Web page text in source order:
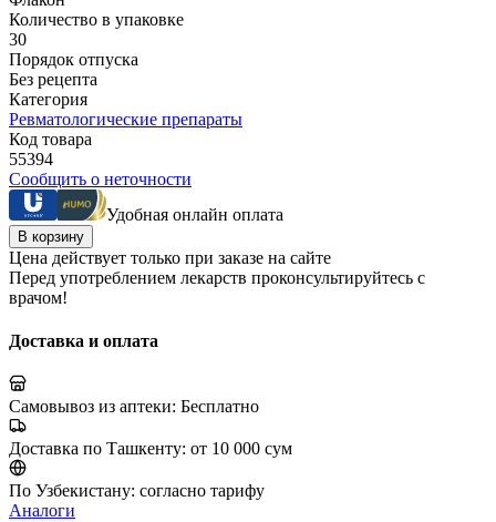
Количество в упаковке
30
Порядок отпуска
Без рецепта
Категория
Ревматологические препараты
Код товара
55394
Сообщить о неточности
Удобная онлайн оплата
В корзину
Цена действует только при заказе на сайте
Перед употреблением лекарств проконсультируйтесь с
врачом!
Доставка и оплата
Самовывоз из аптеки: Бесплатно
Доставка по Ташкенту: от 10 000 сум
По Узбекистану: согласно тарифу
Аналоги